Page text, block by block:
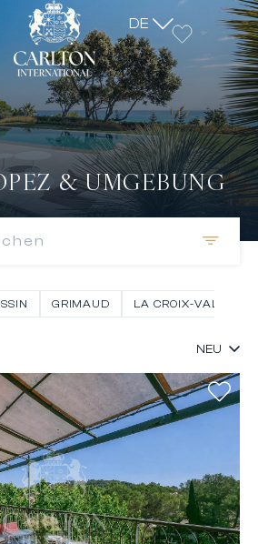
DE
& UMGEBUNG
GRIMAUD LA CROIX-VALMER